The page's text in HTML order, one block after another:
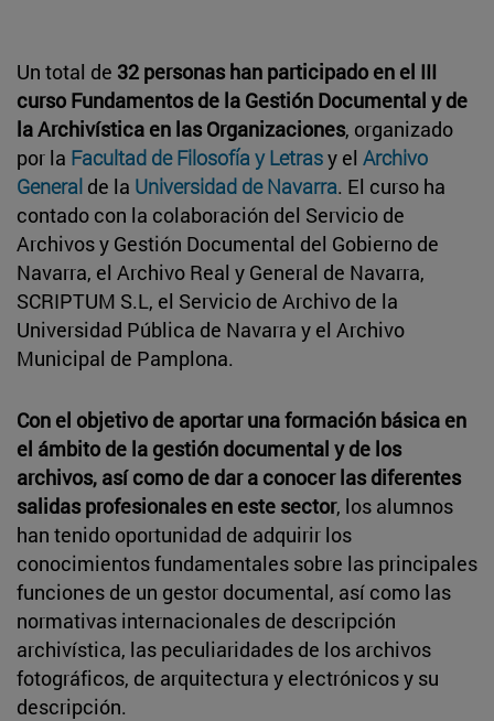
Un total de 32 personas han participado en el III
curso Fundamentos de la Gestión Documental y de
la Archivística en las Organizaciones, organizado
por la Facultad de Filosofía y Letrasy el Archivo
General de la Universidad de Navarra. El curso ha
contado con la colaboración del Servicio de
Archivos y Gestión Documental del Gobierno de
Navarra, el Archivo Real y General de Navarra,
SCRIPTUM S.L, el Servicio de Archivo de la
Universidad Pública de Navarra y el Archivo
Municipal de Pamplona.
Con el objetivo de aportar una formación básica en
el ámbito de la gestión documental y de los
archivos, así como de dar a conocer las diferentes
salidas profesionales en este sector, los alumnos
han tenido oportunidad de adquirir los
conocimientos fundamentales sobre las principales
funciones de un gestor documental, así como las
normativas internacionales de descripción
archivística, las peculiaridades de los archivos
fotográficos, de arquitectura y electrónicos y su
descripción.